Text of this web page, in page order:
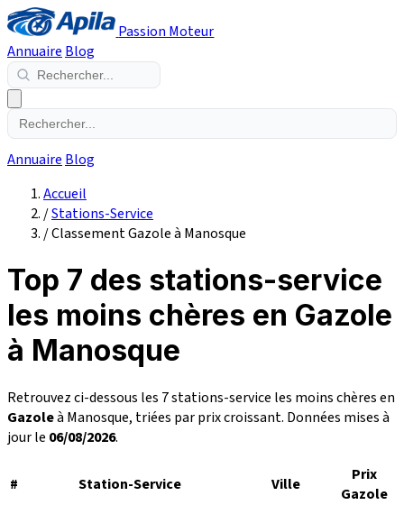
Passion Moteur
Annuaire Blog
Annuaire Blog
Accueil
/Stations-Service
/Classement Gazole à Manosque
Top 7 des stations-service
les moins chères en Gazole
à Manosque
Retrouvez ci-dessous les 7 stations-service les moins chères en
Gazoleà Manosque, triées par prix croissant. Données mises à
jour le 06/08/2026.
# Station-Service Ville
Prix
Gazole